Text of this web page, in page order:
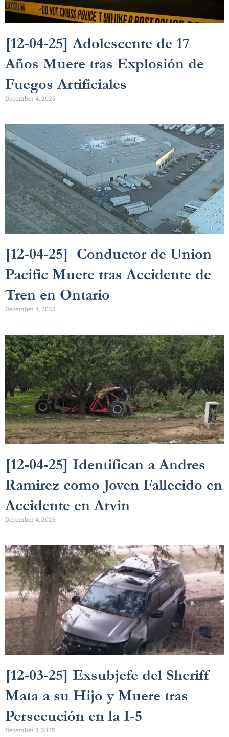
[12-04-25] Adolescente de 17
Años Muere tras Explosión de
Fuegos Artificiales
December 4, 2025
[12-04-25] Conductor de Union
Pacific Muere tras Accidente de
Tren en Ontario
December 4, 2025
[12-04-25] Identifican a Andres
Ramirez como Joven Fallecido en
Accidente en Arvin
December 4, 2025
[12-03-25] Exsubjefe del Sheriff
Mata a su Hijo y Muere tras
Persecución en la I-5
December 3, 2025